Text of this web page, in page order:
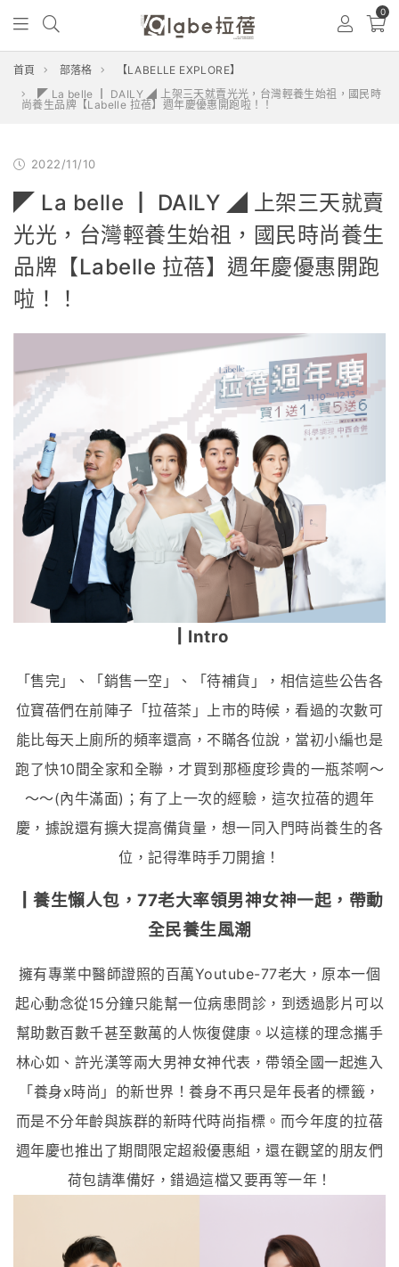
0
首頁 部落格
【LABELLE EXPLORE】
◤ La belle ┃ DAILY ◢ 上架三天就賣光光，台灣輕養生始祖，國民時
尚養生品牌【Labelle 拉蓓】週年慶優惠開跑啦！！
2022/11/10
◤ La belle ┃ DAILY ◢ 上架三天就賣
光光，台灣輕養生始祖，國民時尚養生
品牌【Labelle 拉蓓】週年慶優惠開跑
啦！！
┃Intro
「售完」、「銷售一空」、「待補貨」，相信這些公告各
位寶蓓們在前陣子「拉蓓茶」上市的時候，看過的次數可
能比每天上廁所的頻率還高，不瞞各位說，當初小編也是
跑了快10間全家和全聯，才買到那極度珍貴的一瓶茶啊～
～～(內牛滿面)；有了上一次的經驗，這次拉蓓的週年
慶，據說還有擴大提高備貨量，想一同入門時尚養生的各
位，記得準時手刀開搶！
┃養生懶人包，77老大率領男神女神一起，帶動
全民養生風潮
擁有專業中醫師證照的百萬Youtube-77老大，原本一個
起心動念從15分鐘只能幫一位病患問診，到透過影片可以
幫助數百數千甚至數萬的人恢復健康。以這樣的理念攜手
林心如、許光漢等兩大男神女神代表，帶領全國一起進入
「養身x時尚」的新世界！養身不再只是年長者的標籤，
而是不分年齡與族群的新時代時尚指標。而今年度的拉蓓
週年慶也推出了期間限定超殺優惠組，還在觀望的朋友們
荷包請準備好，錯過這檔又要再等一年！